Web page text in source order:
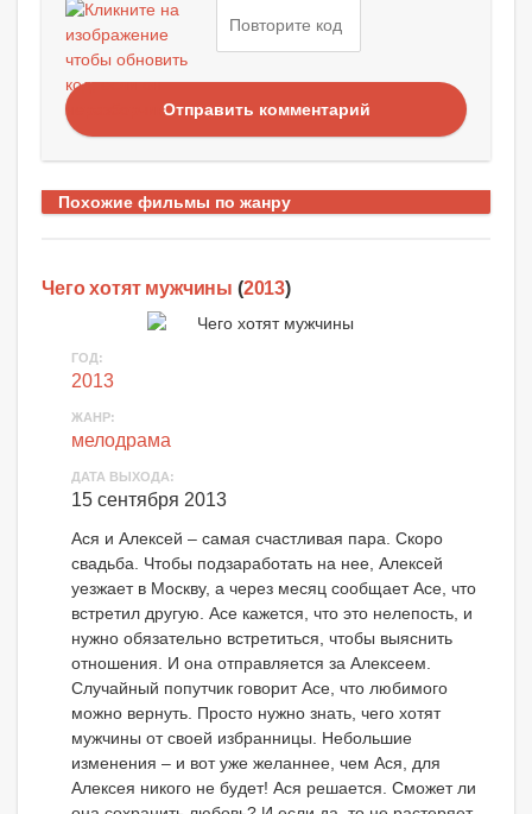
Отправить комментарий
Похожие фильмы по жанру
Чего хотят мужчины (2013)
ГОД:
2013
ЖАНР:
мелодрама
ДАТА ВЫХОДА:
15 сентября 2013
Ася и Алексей – самая счастливая пара. Скоро
свадьба. Чтобы подзаработать на нее, Алексей
уезжает в Москву, а через месяц сообщает Асе, что
встретил другую. Асе кажется, что это нелепость, и
нужно обязательно встретиться, чтобы выяснить
отношения. И она отправляется за Алексеем.
Случайный попутчик говорит Асе, что любимого
можно вернуть. Просто нужно знать, чего хотят
мужчины от своей избранницы. Небольшие
изменения – и вот уже желаннее, чем Ася, для
Алексея никого не будет! Ася решается. Сможет ли